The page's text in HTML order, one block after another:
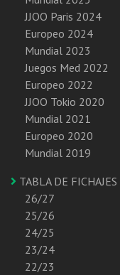
JJOO Paris 2024
Europeo 2024
Mundial 2023
Juegos Med 2022
Europeo 2022
JJOO Tokio 2020
Mundial 2021
Europeo 2020
Mundial 2019
TABLA DE FICHAJES
26/27
25/26
24/25
23/24
22/23